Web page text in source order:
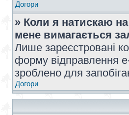
Догори
» Коли я натискаю
мене вимагається
Лише зареєстровані
форму відправлення
зроблено для
Догори